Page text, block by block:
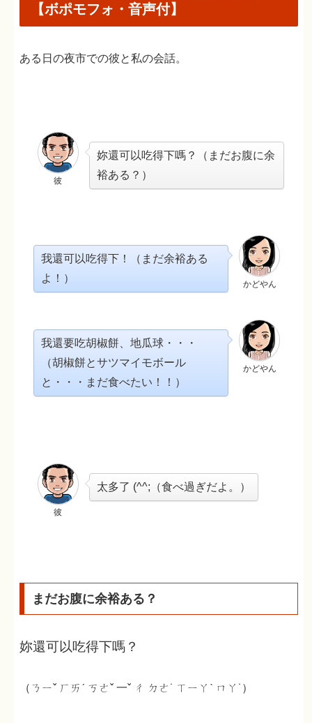
【ボポモフォ・音声付】
ある日の夜市での彼と私の会話。
彼
妳還可以吃得下嗎？（まだお腹に余
裕ある？）
かどやん
我還可以吃得下！（まだ余裕ある
よ！）
かどやん
我還要吃胡椒餅、地瓜球・・・
（胡椒餅とサツマイモボール
と・・・まだ食べたい！！）
彼
太多了 (^^;（食べ過ぎだよ。）
まだお腹に余裕ある？
妳還可以吃得下嗎？
（ㄋㄧˇ ㄏㄞˊ ㄎㄜˇ 一ˇ ㄔ ㄉㄜ˙ ㄒㄧㄚˋ ㄇㄚ˙）